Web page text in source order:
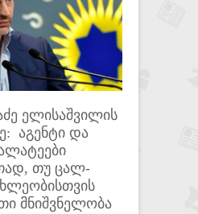
ელისაშვილის
აგენტი და
თუ ცალ-
მნიშვნელობა